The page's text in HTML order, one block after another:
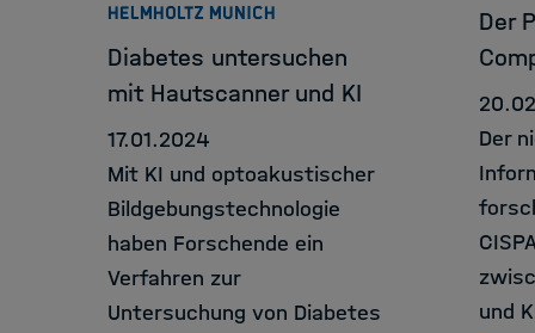
Der
Der
und
HELMHOLTZ MUNICH
Diabetes untersuchen
mit Hautscanner und KI
17.01.2024
Mit KI und optoakustischer
Bildgebungstechnologie
haben Forschende ein
Verfahren zur
Untersuchung von Diabetes